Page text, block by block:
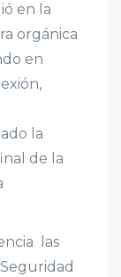
en la
orgánica
en
la
de la
las